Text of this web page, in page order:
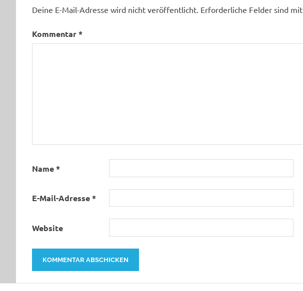
Deine E-Mail-Adresse wird nicht veröffentlicht. Erforderliche Felder sind mit
Kommentar*
Name*
E-Mail-Adresse*
Website